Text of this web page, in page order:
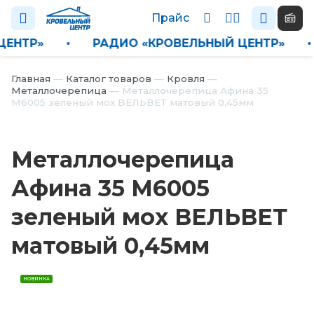
Каталог
й
с
Н
о
в
о
с
и
Прайс
ЦЕНТР»
РАДИО «КРОВЕЛЬНЫЙ ЦЕНТР»
Главная — Каталог товаров — Кровля —
Металлочерепица — Металлочерепица Афина 35
М6005 зеленый мох ВЕЛЬВЕТ матовый 0,45мм
Металлочерепица
Афина 35 М6005
зеленый мох ВЕЛЬВЕТ
матовый 0,45мм
НОВИНКА